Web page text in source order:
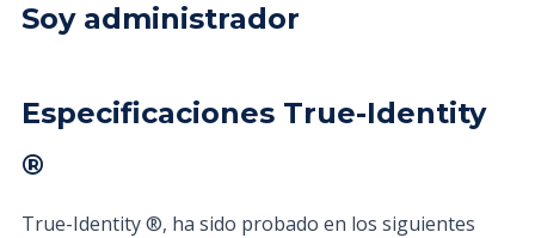
Soy administrador
Especificaciones True-Identity
®
True-Identity ®, ha sido probado en los siguientes